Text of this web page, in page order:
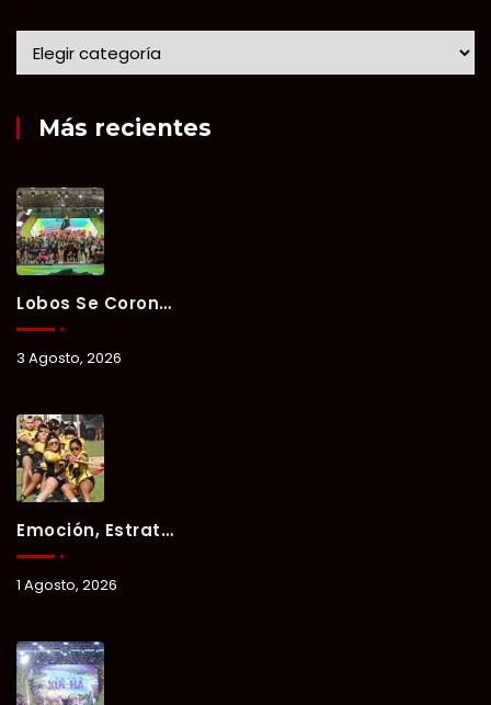
Más recientes
Lobos Se Corona Campeón Del Verano Xul-Há 2026 Tras Tres Días De Intensa Competencia.
3 Agosto, 2026
Emoción, Estrategia Y Trabajo En Equipo Marcan El Segundo Día Del Verano Xul-Há 2026.
1 Agosto, 2026